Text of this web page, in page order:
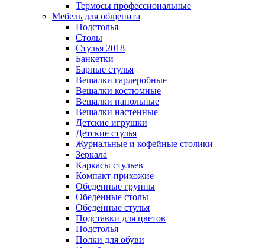
Термосы профессиональные
Мебель для общепита
Подстолья
Столы
Стулья 2018
Банкетки
Барные стулья
Вешалки гардеробные
Вешалки костюмные
Вешалки напольные
Вешалки настенные
Детские игрушки
Детские стулья
Журнальные и кофейные столики
Зеркала
Каркасы стульев
Компакт-прихожие
Обеденные группы
Обеденные столы
Обеденные стулья
Подставки для цветов
Подстолья
Полки для обуви